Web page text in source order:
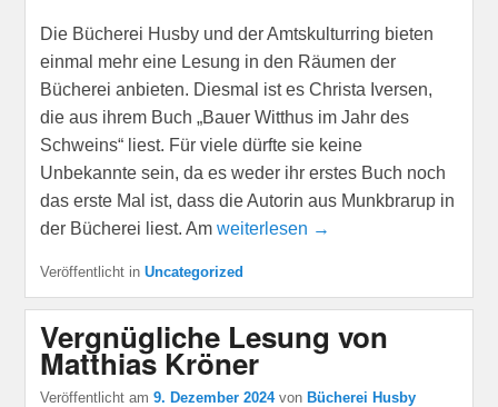
Die Bücherei Husby und der Amtskulturring bieten
einmal mehr eine Lesung in den Räumen der
Bücherei anbieten. Diesmal ist es Christa Iversen,
die aus ihrem Buch „Bauer Witthus im Jahr des
Schweins“ liest. Für viele dürfte sie keine
Unbekannte sein, da es weder ihr erstes Buch noch
das erste Mal ist, dass die Autorin aus Munkbrarup in
der Bücherei liest. Am weiterlesen →
Veröffentlicht in Uncategorized
Vergnügliche Lesung von
Matthias Kröner
Veröffentlicht am 9. Dezember 2024 von Bücherei Husby